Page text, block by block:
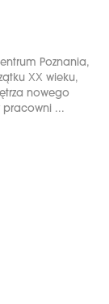
Poznania,
XX wieku,
nowego
pracowni ...